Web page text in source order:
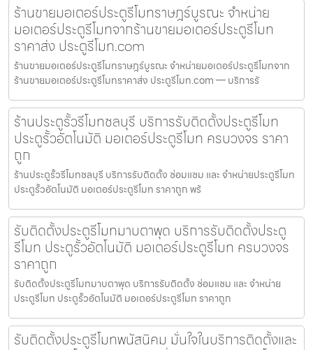
ร้านขายมอเตอร์ประตูรีโมทราษฎร์บูรณะ จำหน่าย
มอเตอร์ประตูรีโมทจากร้านขายมอเตอร์ประตูรีโมท
ราคาส่ง ประตูรีโมท.com
ร้านขายมอเตอร์ประตูรีโมทราษฎร์บูรณะ จำหน่ายมอเตอร์ประตูรีโมทจาก
ร้านขายมอเตอร์ประตูรีโมทราคาส่ง ประตูรีโมท.com — บริการรั
ร้านประตูรั้วรีโมทชลบุรี บริการรับติดตั้งประตูรีโมท
ประตูรั้วอัตโนมัติ มอเตอร์ประตูรีโมท ครบวงจร ราคา
ถูก
ร้านประตูรั้วรีโมทชลบุรี บริการรับติดตั้ง ซ่อมแซม และ จำหน่ายประตูรีโมท
ประตูรั้วอัตโนมัติ มอเตอร์ประตูรีโมท ราคาถูก พร้
รับติดตั้งประตูรีโมทมาบตาพุด บริการรับติดตั้งประตู
รีโมท ประตูรั้วอัตโนมัติ มอเตอร์ประตูรีโมท ครบวงจร
ราคาถูก
รับติดตั้งประตูรีโมทมาบตาพุด บริการรับติดตั้ง ซ่อมแซม และ จำหน่าย
ประตูรีโมท ประตูรั้วอัตโนมัติ มอเตอร์ประตูรีโมท ราคาถูก
รับติดตั้งประตูรีโมทพนัสนิคม มั่นใจในบริการติดตั้งและ